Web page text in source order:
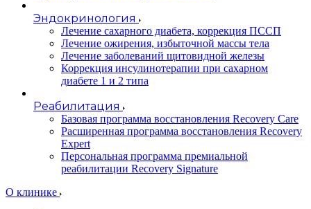
Эндокринология
Лечение сахарного диабета, коррекция ПССП
Лечение ожирения, избыточной массы тела
Лечение заболеваний щитовидной железы
Коррекция инсулинотерапии при сахарном
диабете 1 и 2 типа
Реабилитация
Базовая программа восстановления Recovery Care
Расширенная программа восстановления Recovery
Expert
Персональная программа премиальной
реабилитации Recovery Signature
O клинике